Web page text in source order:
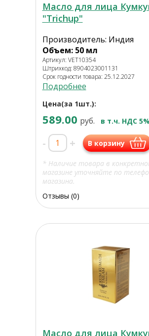
Масло для лица
"Trichup"
Производитель: Индия
Объем: 50 мл
Артикул: VET10354
Штрихкод: 8904023001131
Срок годности товара: 25.12.2027
Подробнее
Цена(за 1шт.):
589.00 руб. в т.ч. НДС 5%
- + В корзину
* Наличие товара в
магазине уточняйте по
магазина.
Отзывы (0)
Масло для лица